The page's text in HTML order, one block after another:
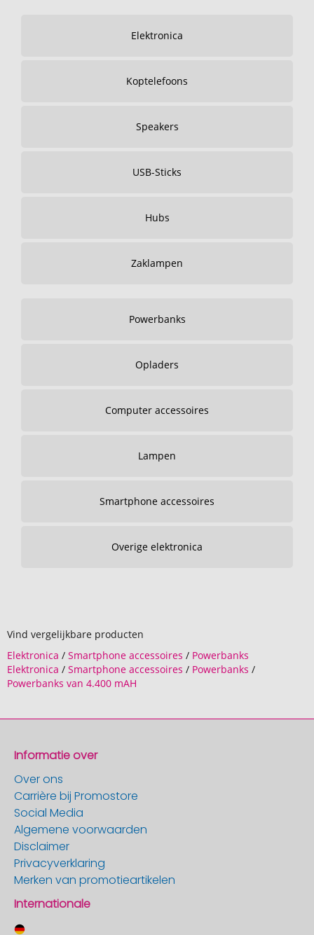
Elektronica
Koptelefoons
Speakers
USB-Sticks
Hubs
Zaklampen
Powerbanks
Opladers
Computer accessoires
Lampen
Smartphone accessoires
Overige elektronica
Vind vergelijkbare producten
Elektronica / Smartphone accessoires / Powerbanks
Elektronica / Smartphone accessoires / Powerbanks /
Powerbanks van 4.400 mAH
Informatie over
Over ons
Carrière bij Promostore
Social Media
Algemene voorwaarden
Disclaimer
Privacyverklaring
Merken van promotieartikelen
Internationale